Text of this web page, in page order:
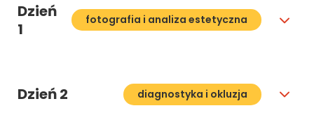
Dzień
1
fotografia i analiza estetyczna
Dzień 2 diagnostyka i okluzja